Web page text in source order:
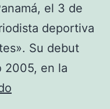
el 3 de
deportiva
Su debut
2005, en la